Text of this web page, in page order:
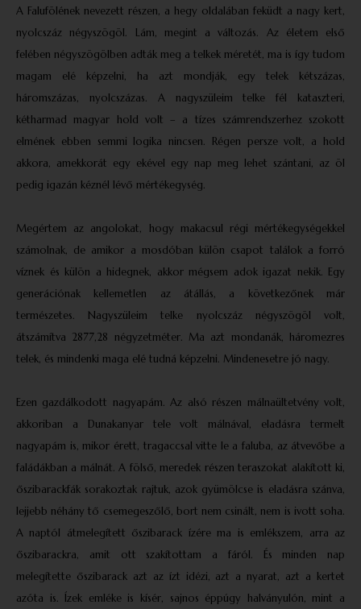
A Falufölének nevezett részen, a hegy oldalában feküdt a nagy kert,
nyolcszáz négyszögöl. Lám, megint a változás. Az életem első
felében négyszögölben adták meg a telkek méretét, ma is így tudom
magam elé képzelni, ha azt mondják, egy telek kétszázas,
háromszázas, nyolcszázas. A nagyszüleim telke fél kataszteri,
kétharmad magyar hold volt – a tízes számrendszerhez szokott
elmének ebben semmi logika nincsen. Régen persze volt, a hold
akkora, amekkorát egy ekével egy nap meg lehet szántani, az öl
pedig igazán kéznél lévő mértékegység.
Megértem az angolokat, hogy makacsul régi mértékegységekkel
számolnak, de amikor a mosdóban külön csapot találok a forró
víznek és külön a hidegnek, akkor mégsem adok igazat nekik. Egy
generációnak kellemetlen az átállás, a következőnek már
természetes. Nagyszüleim telke nyolcszáz négyszögöl volt,
átszámítva 2877,28 négyzetméter. Ma azt mondanák, háromezres
telek, és mindenki maga elé tudná képzelni. Mindenesetre jó nagy.
Ezen gazdálkodott nagyapám. Az alsó részen málnaültetvény volt,
akkoriban a Dunakanyar tele volt málnával, eladásra termelt
nagyapám is, mikor érett, tragaccsal vitte le a faluba, az átvevőbe a
faládákban a málnát. A fölső, meredek részen teraszokat alakított ki,
őszibarackfák sorakoztak rajtuk, azok gyümölcse is eladásra szánva,
lejjebb néhány tő csemegeszőlő, bort nem csinált, nem is ivott soha.
A naptól átmelegített őszibarack ízére ma is emlékszem, arra az
őszibarackra, amit ott szakítottam a fáról. És minden nap
melegítette őszibarack azt az ízt idézi, azt a nyarat, azt a kertet
azóta is. Ízek emléke is kísér, sajnos éppúgy halványulón, mint a